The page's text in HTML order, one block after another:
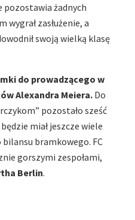
pozostawia żadnych
zasłużenie, a
swoją wielką klasę
do prowadzącego w
Alexandra Meiera. Do
pozostało sześć
miał jeszcze wiele
bramkowego. FC
gorszymi zespołami,
Berlin.